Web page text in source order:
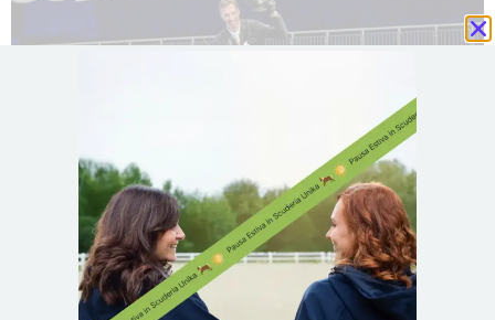
Neben der Teilnahme an verschiedenen